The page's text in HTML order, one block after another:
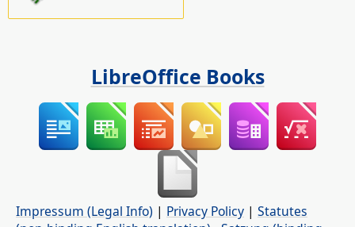
LibreOffice Books
Impressum (Legal Info) | Privacy Policy | Statutes